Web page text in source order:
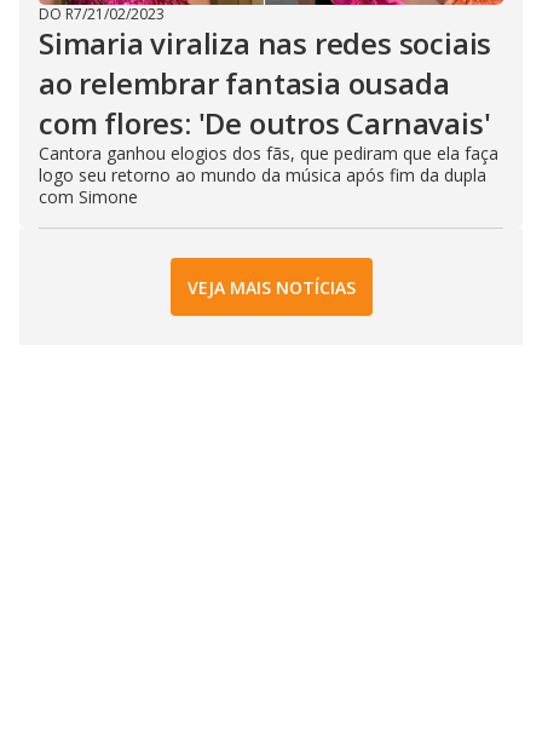
DO R7/21/02/2023
Simaria viraliza nas redes sociais
ao relembrar fantasia ousada
com flores: 'De outros Carnavais'
Cantora ganhou elogios dos fãs, que pediram que ela faça
logo seu retorno ao mundo da música após fim da dupla
com Simone
VEJA MAIS NOTÍCIAS